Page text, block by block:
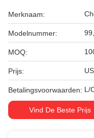
Merknaam:
Modelnummer:
MOQ:
Prijs:
Betalingsvoorwaarden: L/
Vind De Beste Prijs